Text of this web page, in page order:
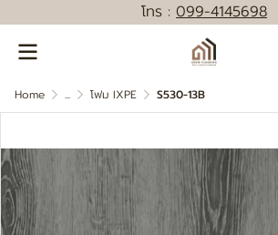
โทร : 099-4145698
Home ... โฟม IXPE S530-13B